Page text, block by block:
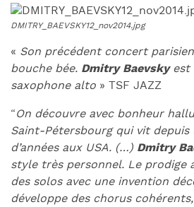
« Son précédent concert
bouche bée. Dmitry Baevskyest
saxophone alto » TSF JAZZ
“On découvre avec bonheur
Saint-Pétersbourg qui vit depuis
d’années aux USA. (…) Dmitry
style très personnel. Le prodige
des solos avec une invention
développe des chorus